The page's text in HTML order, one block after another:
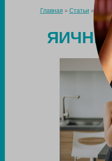
Главная » Статьи »